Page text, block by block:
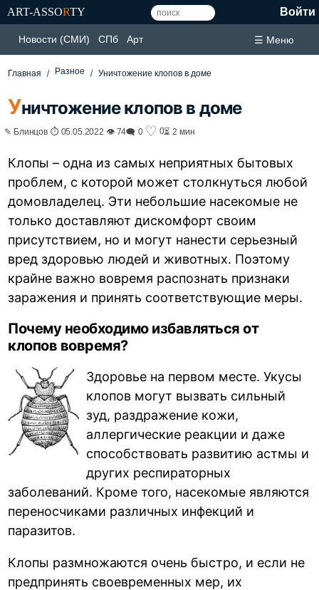
ART-ASSORTY Войти
Новости (СМИ) СПб Арт ☰ Меню
Главная Разное Уничтожение клопов в доме
Уничтожение клопов в доме
✎ Блинцов ⏱ 05.05.2022 👁 74🗨 0 ♡ 0⏳ 2 мин
Клопы – одна из самых неприятных бытовых
проблем, с которой может столкнуться любой
домовладелец. Эти небольшие насекомые не
только доставляют дискомфорт своим
присутствием, но и могут нанести серьезный
вред здоровью людей и животных. Поэтому
крайне важно вовремя распознать признаки
заражения и принять соответствующие меры.
Почему необходимо избавляться от
клопов вовремя?
Здоровье на первом месте. Укусы
клопов могут вызвать сильный
зуд, раздражение кожи,
аллергические реакции и даже
способствовать развитию астмы и
других респираторных
заболеваний. Кроме того, насекомые являются
переносчиками различных инфекций и
паразитов.
Клопы размножаются очень быстро, и если не
предпринять своевременных мер, их